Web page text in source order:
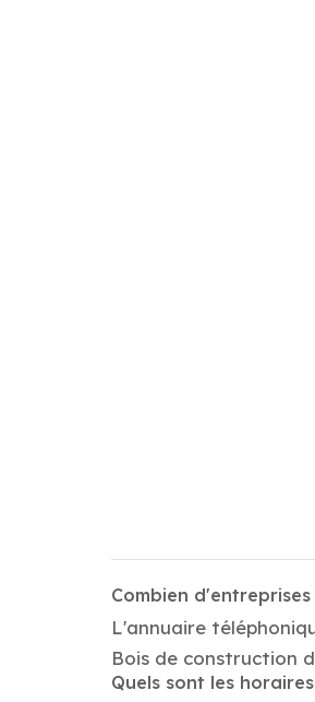
Combien
L'annuaire
Bois de construction
Quels sont les